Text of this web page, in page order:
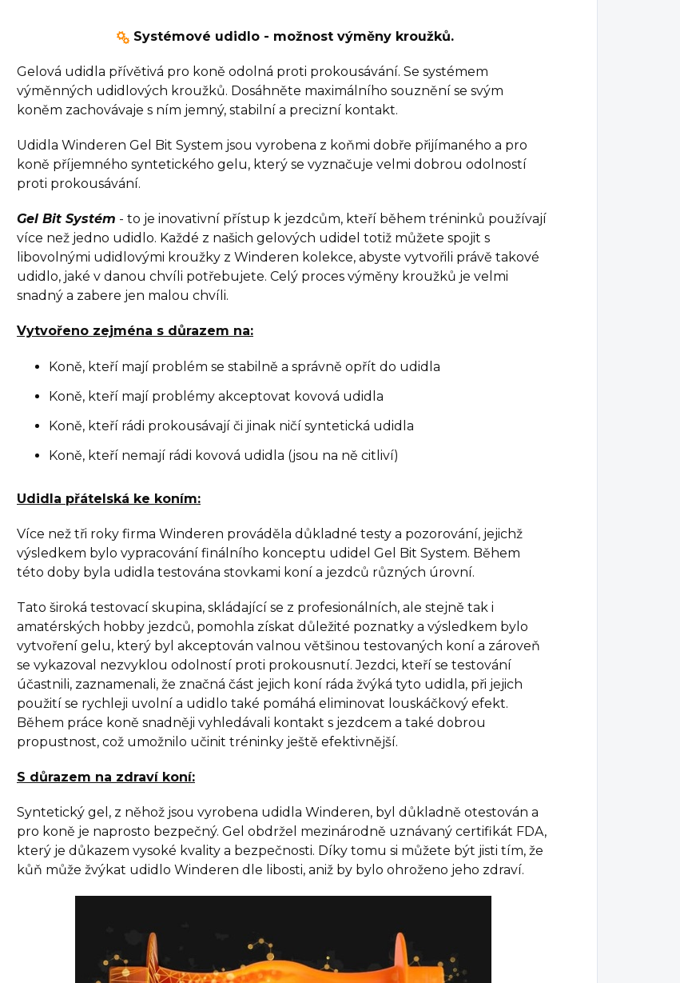
Systémové udidlo - možnost výměny kroužků.
Gelová udidla přívětivá pro koně odolná proti prokousávání. Se systémem
výměnných udidlových kroužků. Dosáhněte maximálního souznění se svým
koněm zachovávaje s ním jemný, stabilní a precizní kontakt.
Udidla Winderen Gel Bit System jsou vyrobena z koňmi dobře přijímaného a pro
koně příjemného syntetického gelu, který se vyznačuje velmi dobrou odolností
proti prokousávání.
Gel Bit Systém - to je inovativní přístup k jezdcům, kteří během tréninků používají
více než jedno udidlo. Každé z našich gelových udidel totiž můžete spojit s
libovolnými udidlovými kroužky z Winderen kolekce, abyste vytvořili právě takové
udidlo, jaké v danou chvíli potřebujete. Celý proces výměny kroužků je velmi
snadný a zabere jen malou chvíli.
Vytvořeno zejména s důrazem na:
Koně, kteří mají problém se stabilně a správně opřít do udidla
Koně, kteří mají problémy akceptovat kovová udidla
Koně, kteří rádi prokousávají či jinak ničí syntetická udidla
Koně, kteří nemají rádi kovová udidla (jsou na ně citliví)
Udidla přátelská ke koním:
Více než tři roky firma Winderen prováděla důkladné testy a pozorování, jejichž
výsledkem bylo vypracování finálního konceptu udidel Gel Bit System. Během
této doby byla udidla testována stovkami koní a jezdců různých úrovní.
Tato široká testovací skupina, skládající se z profesionálních, ale stejně tak i
amatérských hobby jezdců, pomohla získat důležité poznatky a výsledkem bylo
vytvoření gelu, který byl akceptován valnou většinou testovaných koní a zároveň
se vykazoval nezvyklou odolností proti prokousnutí. Jezdci, kteří se testování
účastnili, zaznamenali, že značná část jejich koní ráda žvýká tyto udidla, při jejich
použití se rychleji uvolní a udidlo také pomáhá eliminovat louskáčkový efekt.
Během práce koně snadněji vyhledávali kontakt s jezdcem a také dobrou
propustnost, což umožnilo učinit tréninky ještě efektivnější.
S důrazem na zdraví koní:
Syntetický gel, z něhož jsou vyrobena udidla Winderen, byl důkladně otestován a
pro koně je naprosto bezpečný. Gel obdržel mezinárodně uznávaný certifikát FDA,
který je důkazem vysoké kvality a bezpečnosti. Díky tomu si můžete být jisti tím, že
kůň může žvýkat udidlo Winderen dle libosti, aniž by bylo ohroženo jeho zdraví.